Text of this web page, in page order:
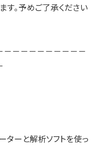
。予めご了承ください
－－－－－－－－－
ーと解析ソフトを使っ